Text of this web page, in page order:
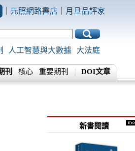
元照網路書店 月旦品評家
人工智慧與大數據 大法庭
刊 核心 重要期刊 DOI文章
新書閱讀